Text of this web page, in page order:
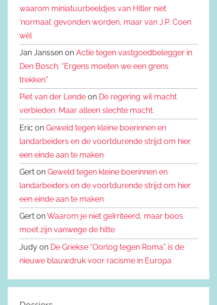
waarom miniatuurbeeldjes van Hitler niet
‘normaal’ gevonden worden, maar van J.P. Coen
wèl
Jan Janssen on Actie tegen vastgoedbelegger in
Den Bosch. “Ergens moeten we een grens
trekken”
Piet van der Lende on De regering wil macht
verbieden. Maar alleen slechte macht.
Eric on Geweld tegen kleine boerinnen en
landarbeiders en de voortdurende strijd om hier
een einde aan te maken
Gert on Geweld tegen kleine boerinnen en
landarbeiders en de voortdurende strijd om hier
een einde aan te maken
Gert onWaarom je niet geïrriteerd, maar boos
moet zijn vanwege de hitte
Judy on De Griekse “Oorlog tegen Roma” is de
nieuwe blauwdruk voor racisme in Europa